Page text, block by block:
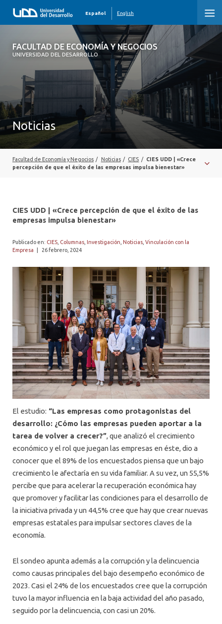
FACULTAD DE ECONOMÍA Y NEGOCIOS
UNIVERSIDAD DEL DESARROLLO
Español English
FACULTAD DE ECONOMÍA Y NEGOCIOS
QUIÉNES SOMOS
PREGRADO
POSTGRADO
EDUCACIÓN EJECUTIVA
PROFESORES
Noticias
Facultad de Economía y Negocios / Noticias / CIES /
CIES UDD | «Crece
percepción de que el éxito de las empresas impulsa bienestar»
CIES UDD | «Crece percepción de que el éxito de las
empresas impulsa bienestar»
Publicado en: CIES Columnas Investigación Noticias Vinculación con la
Empresa
26 febrero, 2024
El estudio: “Las empresas como protagonistas del
desarrollo: ¿Cómo las empresas pueden aportar a la
tarea de volver a crecer?”, que analizó el crecimiento
económico y el rol que juegan las empresas en éste, dio a
conocer que el 89% de los encuestados piensa que un bajo
crecimiento le afectaría en su vida familiar. A su vez, un 55,5%
percibe que para acelerar la recuperación económica hay
que promover y facilitar las condiciones para el desarrollo de
la iniciativa privada y un 44,5% cree que hay que crear nuevas
empresas estatales para impulsar sectores claves de la
economía.
El sondeo apunta además a la corrupción y la delincuencia
como causas principales del bajo desempeño económico de
2023. Casi el 24% de los encuestados cree que la corrupción
tuvo la mayor influencia en la baja actividad del año pasado,
seguido por la delincuencia, con casi un 20%.